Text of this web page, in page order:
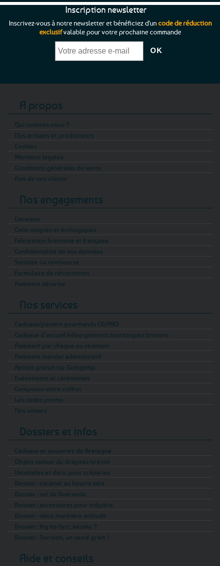
Inscription newsletter
Inscrivez-vous à notre newsletter et bénéficiez d'uncode de réduction
exclusifvalable pour votre prochaine commande
A propos
Qui sommes-nous ?
Nos artisans et producteurs
Cookies
Mentions légales
Conditions générales de vente
Avis de nos clients
Nos engagements
Livraison
Colis soignés et écologiques
Fabrication bretonne et française
Confidentialité de vos données
Satisfait ou remboursé
Formulaire de rétractation
Paiement sécurisé
Nos services
Cadeaux/paniers gourmands CE/PRO
Cadeaux d’accueil hébergements touristiques bretons
Paiement par chèque ou virement
Paiement mandat administratif
Retrait gratuit sur Guingamp
Evénements et cérémonies
Composez votre coffret
Les codes promo
Nos univers
Dossiers et infos
Cadeaux et souvenirs de Bretagne
Objets autour du drapeau breton
Ustensiles et déco pour crêperies
Dossier : caramel au beurre salé
Dossier : sel de Guérande
Dossier : accessoires pour crêpière
Dossier : déco marinière attitude
Dossier : Kig ha Farz, kézako ?
Dossier : Sarrasin, un sacré grain !
Aide et conseils